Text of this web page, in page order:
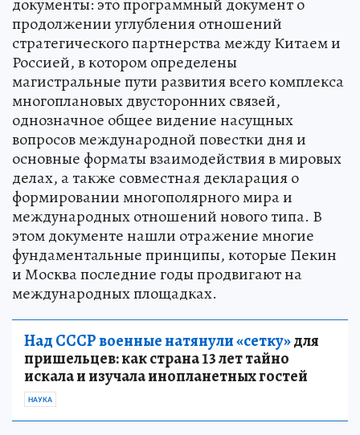
документы: это программный документ о
продолжении углубления отношений
стратегического партнерства между Китаем и
Россией, в котором определены
магистральные пути развития всего комплекса
многоплановых двусторонних связей,
однозначное общее видение насущных
вопросов международной повестки дня и
основные форматы взаимодействия в мировых
делах, а также совместная декларация о
формировании многополярного мира и
международных отношений нового типа. В
этом документе нашли отражение многие
фундаментальные принципы, которые Пекин
и Москва последние годы продвигают на
международных площадках.
Над СССР военные натянули «сетку»для
пришельцев: как страна 13 лет тайно
искала и изучала инопланетных гостей
НАУКА